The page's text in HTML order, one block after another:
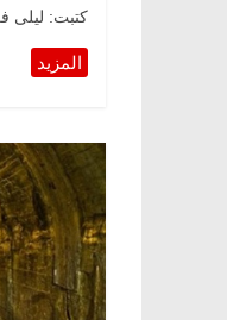
كتبت: ليلى